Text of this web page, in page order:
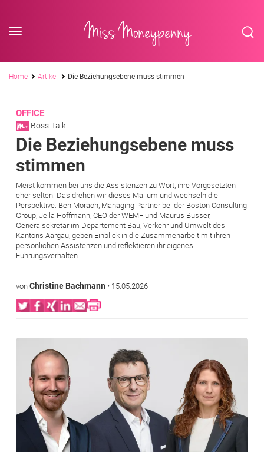
Miss Moneypenny
Pfadnavigation
Home Artikel Die Beziehungsebene muss stimmen
OFFICE
Boss-Talk
Die Beziehungsebene muss
stimmen
Meist kommen bei uns die Assistenzen zu Wort, ihre Vorgesetzten
eher selten. Das drehen wir dieses Mal um und wechseln die
Perspektive: Ben Morach, Managing Partner bei der Boston Consulting
Group, Jella Hoffmann, CEO der WEMF und Maurus Büsser,
Generalsekretär im Departement Bau, Verkehr und Umwelt des
Kantons Aargau, geben Einblick in die Zusammenarbeit mit ihren
persönlichen Assistenzen und reflektieren ihr eigenes
Führungsverhalten.
von Christine Bachmann • 15.05.2026
Bild